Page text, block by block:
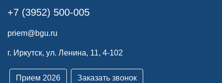
+7 (3952) 500-005
priem@bgu.ru
г. Иркутск, ул. Ленина, 11, 4-102
Прием 2026 Заказать звонок